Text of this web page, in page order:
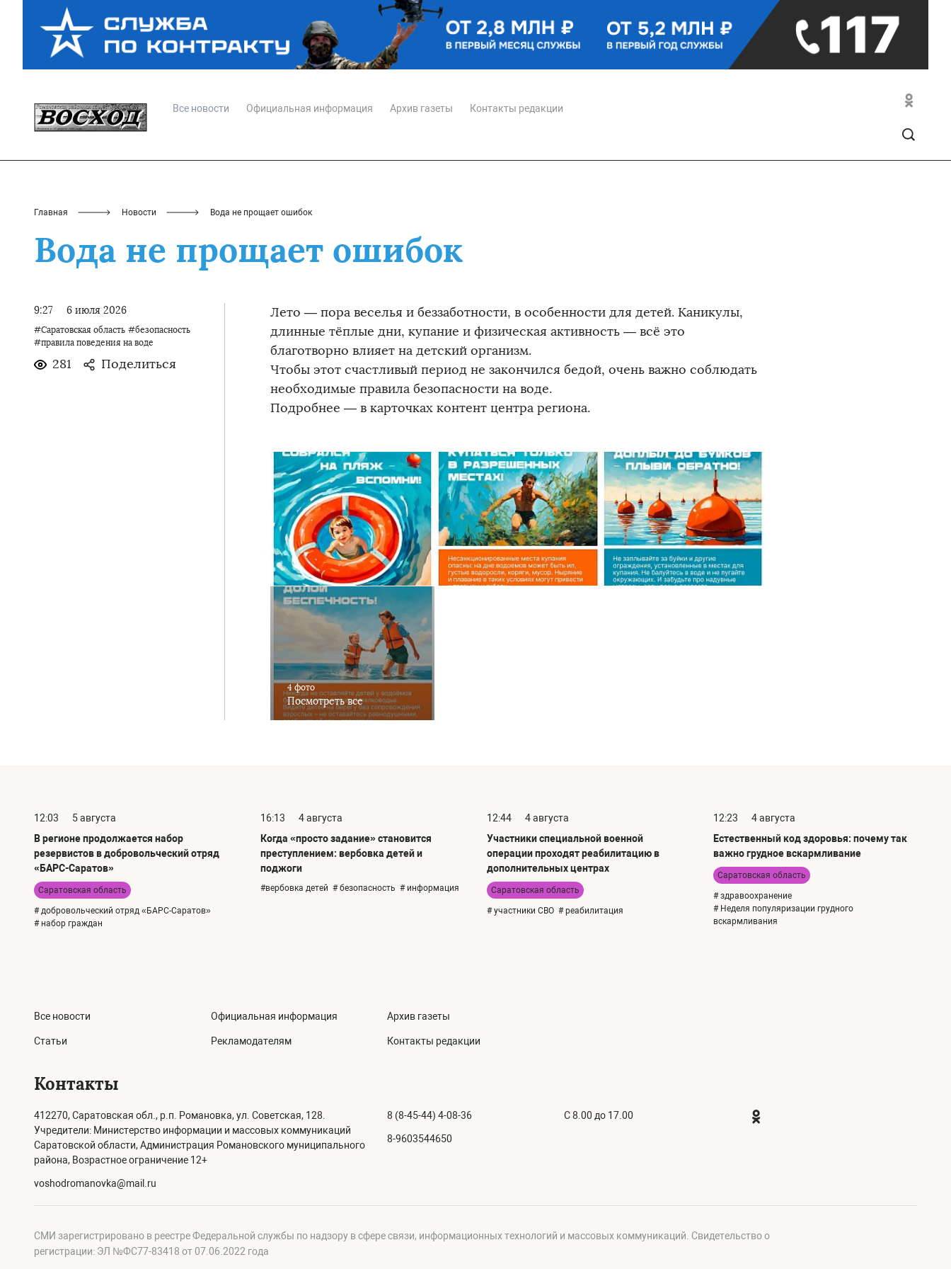
Все новости Официальная информация Архив газеты Контакты редакции
Главная Новости Вода не прощает ошибок
Вода не прощает ошибок
9:27 6 июля 2026
#Саратовская область #безопасность
#правила поведения на воде
281 Поделиться
Лето — пора веселья и беззаботности, в особенности для детей. Каникулы,
длинные тёплые дни, купание и физическая активность — всё это
благотворно влияет на детский организм.
Чтобы этот счастливый период не закончился бедой, очень важно соблюдать
необходимые правила безопасности на воде.
Подробнее — в карточках контент центра региона.
4 фото
Посмотреть все
12:03
5 августа
В регионе продолжается набор
резервистов в добровольческий отряд
«БАРС-Саратов»
Саратовская область
# добровольческий отряд «БАРС-Саратов»
# набор граждан
16:13
4 августа
Когда «просто задание» становится
преступлением: вербовка детей и
поджоги
#вербовка детей # безопасность # информация
12:44
4 августа
Участники специальной военной
операции проходят реабилитацию в
дополнительных центрах
Саратовская область
# участники СВО # реабилитация
12:23
4 августа
Естественный код здоровья: почему так
важно грудное вскармливание
Саратовская область
# здравоохранение
# Неделя популяризации грудного
вскармливания
Все новости
Статьи
Официальная информация
Рекламодателям
Архив газеты
Контакты редакции
Контакты
412270, Саратовская обл., р.п. Романовка, ул. Советская, 128.
Учредители: Министерство информации и массовых коммуникаций
Саратовской области, Администрация Романовского муниципального
района, Возрастное ограничение 12+
voshodromanovka@mail.ru
8 (8-45-44) 4-08-36
8-9603544650
C 8.00 до 17.00
СМИ зарегистрировано в реестре Федеральной службы по надзору в сфере связи, информационных технологий и массовых коммуникаций. Свидетельство о
регистрации: ЭЛ №ФС77-83418 от 07.06.2022 года